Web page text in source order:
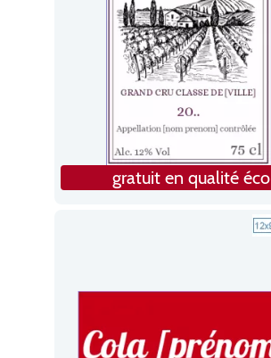
gratuit en qualité éco